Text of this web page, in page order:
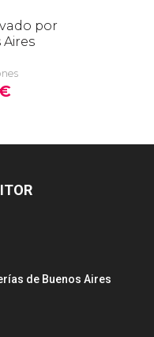
de Buenos Aires